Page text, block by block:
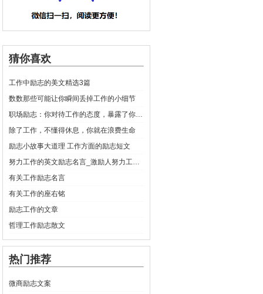
猜你喜欢
工作中励志的美文精选3篇
数数那些可能让你瞬间丢掉工作的小细节
职场励志：你对待工作的态度，暴露了你的层次
除了工作，不懂得休息，你就在浪费生命
励志小故事大道理 工作方面的励志短文
努力工作的英文励志名言_激励人努力工作的英语名言
有关工作励志名言
有关工作的座右铭
励志工作的文章
哲理工作励志散文
热门推荐
微商励志文案